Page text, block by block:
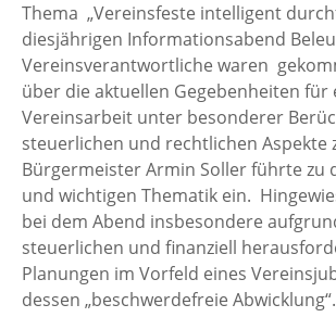
Thema „Vereinsfeste intelligent
diesjährigen Informationsabend
Vereinsverantwortliche waren
über die aktuellen Gegebenheiten für
Vereinsarbeit unter besonderer
steuerlichen und rechtlichen Aspekte
Bürgermeister Armin Soller führte zu
und wichtigen Thematik ein.
bei dem Abend insbesondere
steuerlichen und finanziell
Planungen im Vorfeld eines
dessen „beschwerdefreie Abwicklung“.